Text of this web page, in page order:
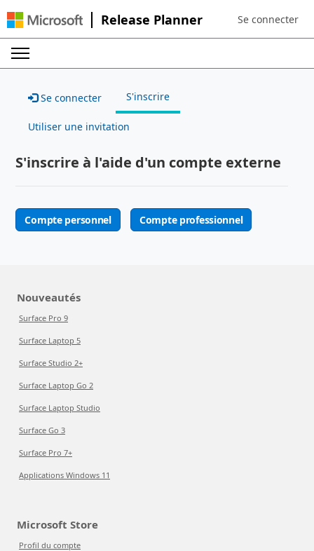
Release Planner Sign in to your
Se connecter
Se connecter S'inscrire
Utiliser une invitation
S'inscrire à l'aide d'un compte externe
Compte personnel Compte professionnel
Nouveautés
Surface Pro 9
Surface Laptop 5
Surface Studio 2+
Surface Laptop Go 2
Surface Laptop Studio
Surface Go 3
Surface Pro 7+
Applications Windows 11
Microsoft Store
Profil du compte